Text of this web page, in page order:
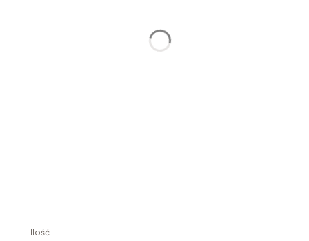
Ilość